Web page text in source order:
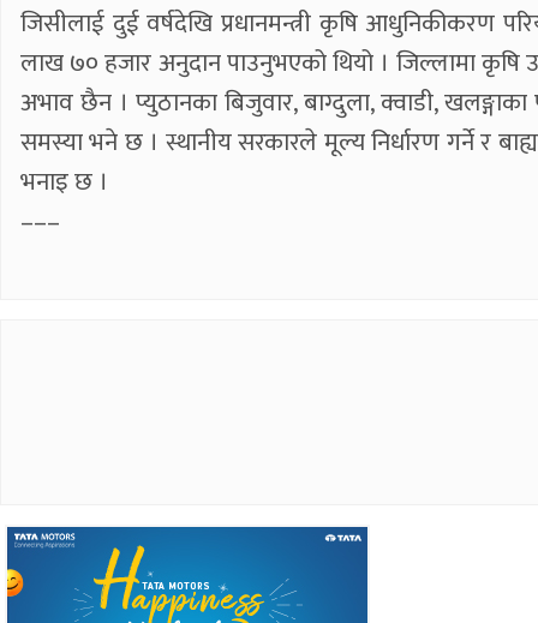
जिसीलाई दुई वर्षदेखि प्रधानमन्त्री कृषि आधुनिकीकरण
लाख ७० हजार अनुदान पाउनुभएको थियो । जिल्लामा कृषि
अभाव छैन । प्युठानका बिजुवार, बाग्दुला, क्वाडी,
समस्या भने छ । स्थानीय सरकारले मूल्य निर्धारण गर्ने र
भनाइ छ ।
–––